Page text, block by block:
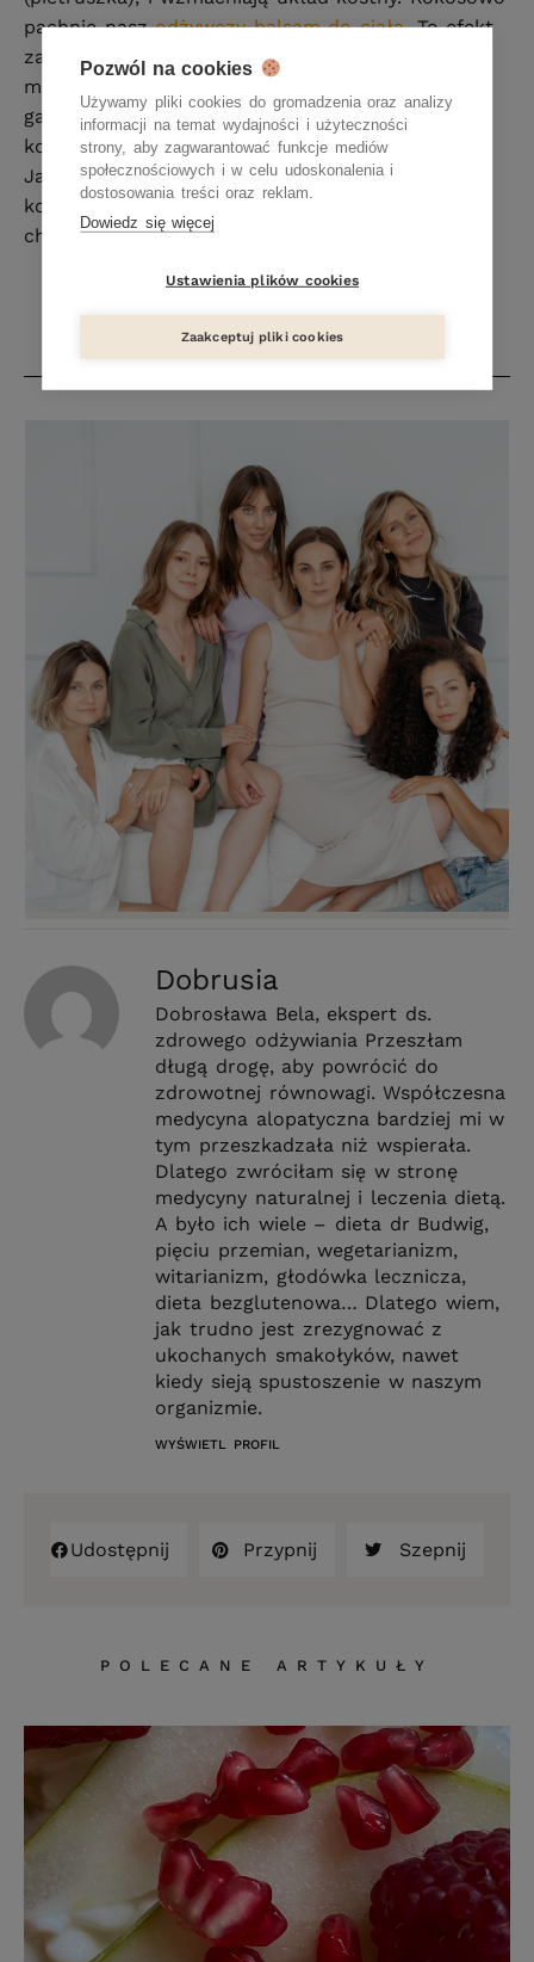
pachnie naszodżywczy balsam do ciała. To efekt
zastosowania oleju monoi, który jest tzw.
maceratem, czyli efektem moczenia kwiatów
gardenii kokosa w bazie zimnotłoczonego oleju
kokosowego.
Jak widać, z dobrodziejstw natury możemy
korzystać również dbając o naszą skórę. Czego
chcieć więcej?
Dobrusia
Dobrosława Bela, ekspert ds.
zdrowego odżywiania Przeszłam
długą drogę, aby powrócić do
zdrowotnej równowagi. Współczesna
medycyna alopatyczna bardziej mi w
tym przeszkadzała niż wspierała.
Dlatego zwróciłam się w stronę
medycyny naturalnej i leczenia dietą.
A było ich wiele – dieta dr Budwig,
pięciu przemian, wegetarianizm,
witarianizm, głodówka lecznicza,
dieta bezglutenowa… Dlatego wiem,
jak trudno jest zrezygnować z
ukochanych smakołyków, nawet
kiedy sieją spustoszenie w naszym
organizmie.
WYŚWIETL PROFIL
Udostępnij Przypnij Szepnij
POLECANE ARTYKUŁY
Pozwól na cookies
Używamy pliki cookies do gromadzenia oraz analizy
informacji na temat wydajności i użyteczności
strony, aby zagwarantować funkcje mediów
społecznościowych i w celu udoskonalenia i
dostosowania treści oraz reklam.
Dowiedz się więcej
Ustawienia plików cookies
Zaakceptuj pliki cookies